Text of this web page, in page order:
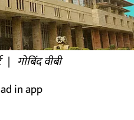
| गोबिंद वीबी
in app